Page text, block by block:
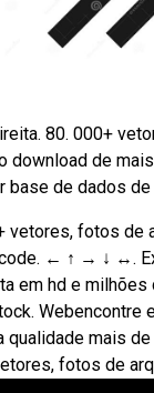
80. 000+
download de
base de dados
fotos de
‭← ↑ → ↓ ↔‬.
em hd e
Webencontre
mais
fotos de